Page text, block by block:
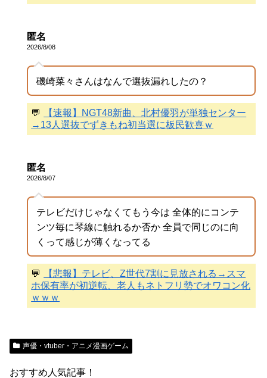
匿名
2026/8/08
磯崎菜々さんはなんで選抜漏れしたの？
💬
【速報】NGT48新曲、北村優羽が単独センター
→13人選抜でずきもね初当選に板民歓喜ｗ
匿名
2026/8/07
テレビだけじゃなくてもう今は 全体的にコンテ
ンツ毎に琴線に触れるか否か 全員で同じのに向
くって感じが薄くなってる
💬
【悲報】テレビ、Z世代7割に見放される→スマ
ホ保有率が初逆転、老人もネトフリ勢でオワコン化
ｗｗｗ
声優・vtuber・アニメ漫画ゲーム
おすすめ人気記事！